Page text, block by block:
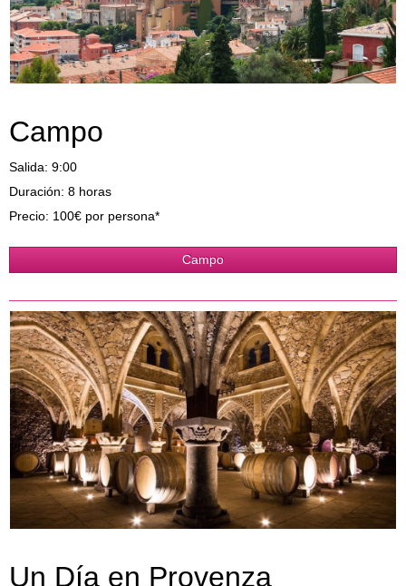
Campo
Salida: 9:00
Duración: 8 horas
Precio: 100€ por persona*
Campo
Un Día en Provenza